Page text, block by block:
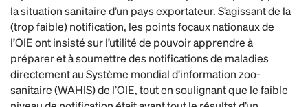
la situation sanitaire d’un pays exportateur. S’agissant de la
(trop faible) notification, les points focaux nationaux de
l’OIE ont insisté sur l’utilité de pouvoir apprendre à
préparer et à soumettre des notifications de maladies
directement au Système mondial d’information zoo-
sanitaire (WAHIS) de l’OIE, tout en soulignant que le faible